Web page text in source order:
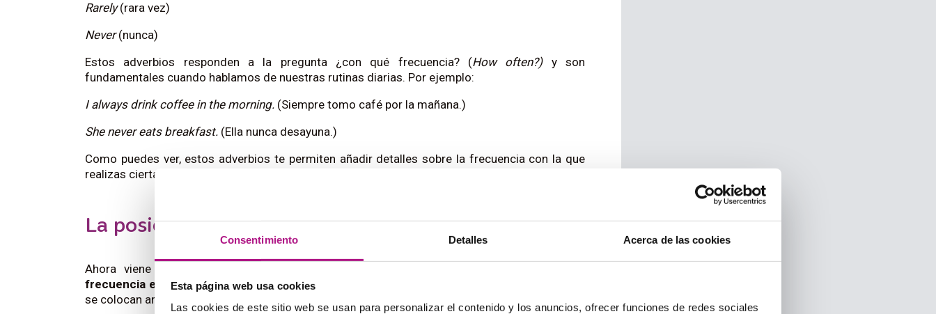
Consentimiento Detalles Acerca de las cookies
Esta página web usa cookies
Las cookies de este sitio web se usan para personalizar el contenido y los anuncios, ofrecer funciones de redes sociales
Rarely(rara vez)
Never(nunca)
Estos adverbios responden a la pregunta ¿con qué frecuencia? (How often?)y son
fundamentales cuando hablamos de nuestras rutinas diarias. Por ejemplo:
I always drink coffee in the morning. (Siempre tomo café por la mañana.)
She never eats breakfast. (Ella nunca desayuna.)
Como puedes ver, estos adverbios te permiten añadir detalles sobre la frecuencia con la que
realizas ciertas acciones, haciendo tus frases más precisas y ricas en información.
La posición de los adverbios de frecuencia
Ahora viene la parte que puede generar confusión: ¿
frecuencia en inglés dentro de la frase?La regla general es que los adverbios de frecuencia
se colocan antes del verbo principal pero después del verbo “to be”.